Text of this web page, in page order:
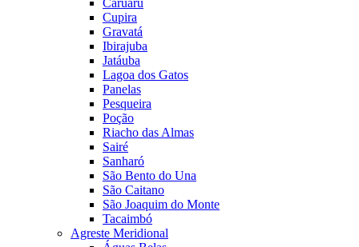
Caruaru
Cupira
Gravatá
Ibirajuba
Jatáuba
Lagoa dos Gatos
Panelas
Pesqueira
Poção
Riacho das Almas
Sairé
Sanharó
São Bento do Una
São Caitano
São Joaquim do Monte
Tacaimbó
Agreste Meridional